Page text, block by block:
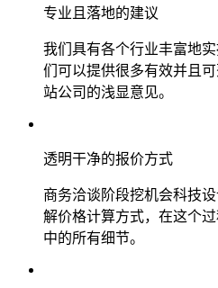
专业且落地的建议
我们具有各个行业丰富地
们可以提供很多有效并且
站公司的浅显意见。
透明干净的报价方式
商务洽谈阶段挖机会科技
解价格计算方式，在这个
中的所有细节。